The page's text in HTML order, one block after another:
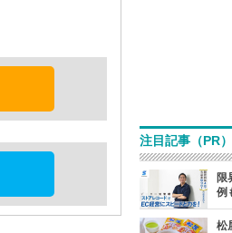
注目記事（PR）
限
例
松